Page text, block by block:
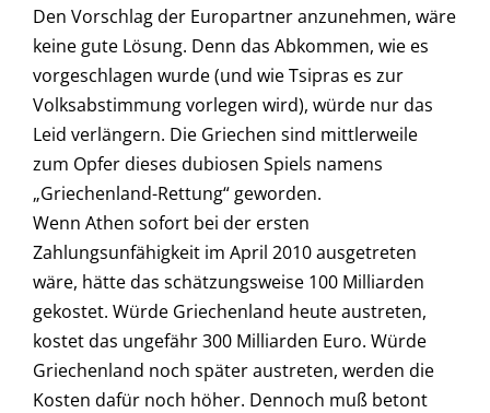
Den Vorschlag der Europartner anzunehmen, wäre
keine gute Lösung. Denn das Abkommen, wie es
vorgeschlagen wurde (und wie Tsipras es zur
Volksabstimmung vorlegen wird), würde nur das
Leid verlängern. Die Griechen sind mittlerweile
zum Opfer dieses dubiosen Spiels namens
„Griechenland-Rettung“ geworden.
Wenn Athen sofort bei der ersten
Zahlungsunfähigkeit im April 2010 ausgetreten
wäre, hätte das schätzungsweise 100 Milliarden
gekostet. Würde Griechenland heute austreten,
kostet das ungefähr 300 Milliarden Euro. Würde
Griechenland noch später austreten, werden die
Kosten dafür noch höher. Dennoch muß betont